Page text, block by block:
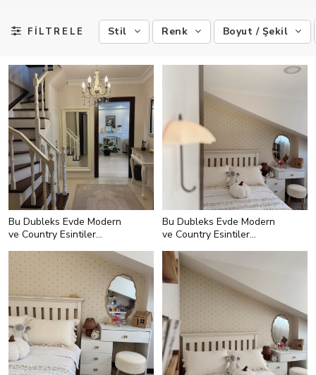
FİLTRELE Stil Renk Boyut / Şekil
Bu Dubleks Evde Modern
ve Country Esintiler
Bu Dubleks Evde Modern
ve Country Esintiler